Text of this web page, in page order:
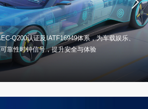
Q200认证及IATF16949体系，为车载娱乐、
靠性时钟信号，提升安全与体验